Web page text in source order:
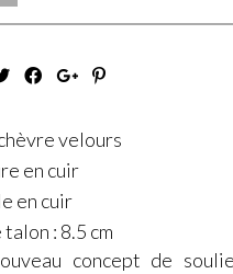
velours
en cuir
en cuir
: 8.5 cm
concept de